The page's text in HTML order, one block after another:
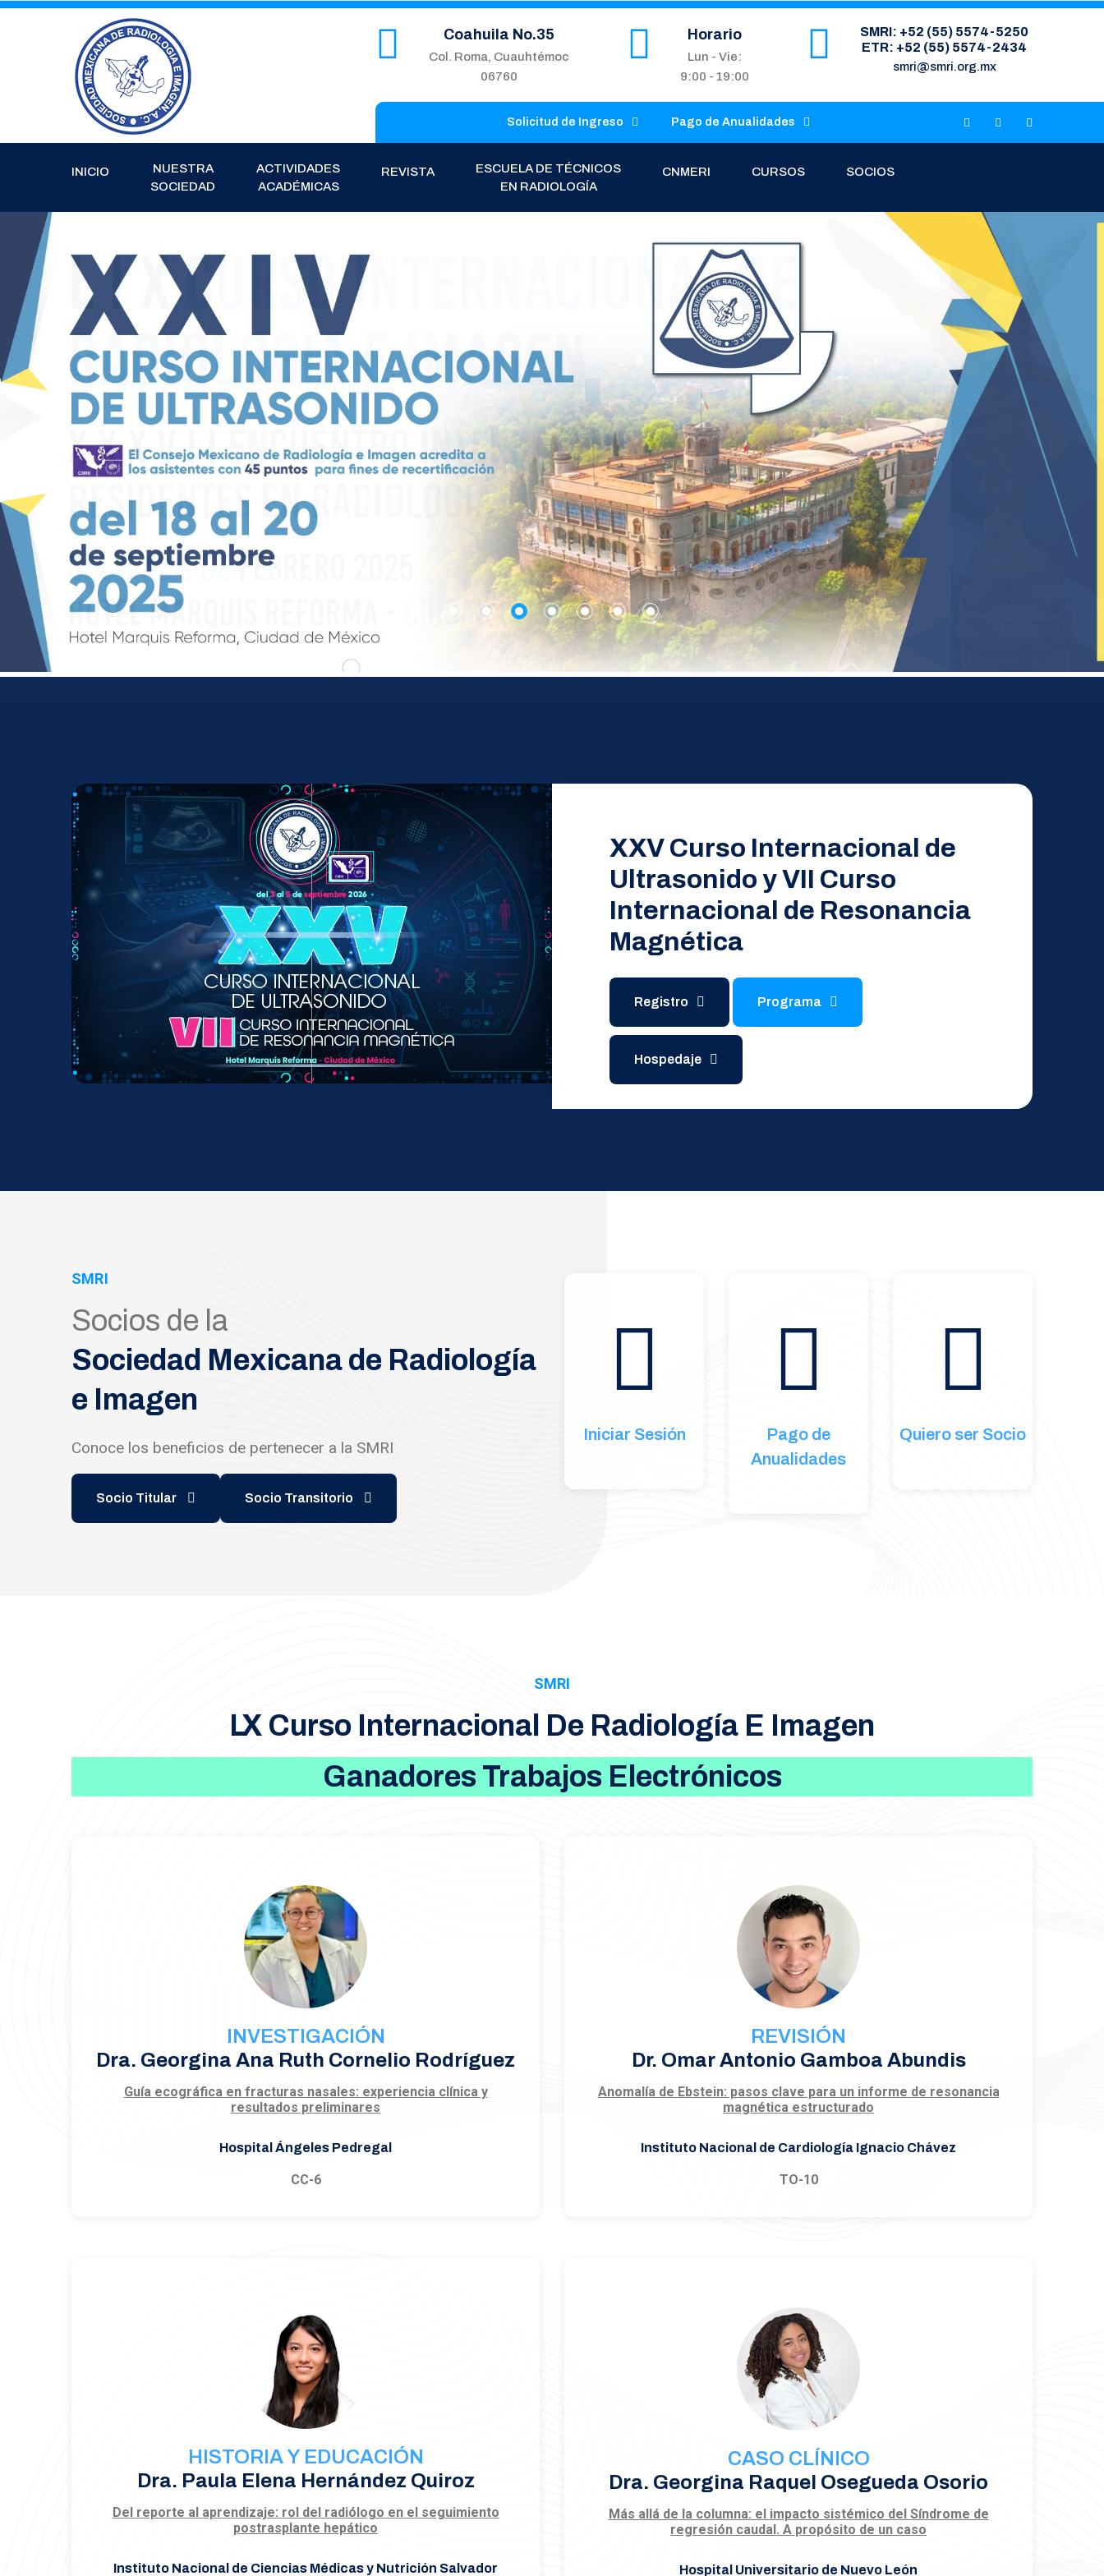
Coahuila No.35
Col. Roma, Cuauhtémoc
06760
Horario
Lun - Vie:
9:00 - 19:00
SMRI: +52 (55) 5574-5250
ETR: +52 (55) 5574-2434
smri@smri.org.mx
Solicitud de Ingreso Pago de Anualidades
INICIO
NUESTRA
SOCIEDAD
ACTIVIDADES
ACADÉMICAS
REVISTA
ESCUELA DE TÉCNICOS
EN RADIOLOGÍA
CNMERI CURSOS SOCIOS
XXV Curso Internacional de
Ultrasonido y VII Curso
Internacional de Resonancia
Magnética
Registro Programa
Hospedaje
SMRI
Socios de la
Sociedad Mexicana de Radiología
e Imagen
Conoce los beneficios de pertenecer a la SMRI
Socio Titular Socio Transitorio
Iniciar Sesión
Pago de
Anualidades
Quiero ser Socio
SMRI
LX Curso Internacional De Radiología E Imagen
Ganadores Trabajos Electrónicos
INVESTIGACIÓN
Dra. Georgina Ana Ruth Cornelio Rodríguez
Guía ecográfica en fracturas nasales: experiencia clínica y
resultados preliminares
Hospital Ángeles Pedregal
CC-6
REVISIÓN
Dr. Omar Antonio Gamboa Abundis
Anomalía de Ebstein: pasos clave para un informe de resonancia
magnética estructurado
Instituto Nacional de Cardiología Ignacio Chávez
TO-10
HISTORIA Y EDUCACIÓN
Dra. Paula Elena Hernández Quiroz
Del reporte al aprendizaje: rol del radiólogo en el seguimiento
postrasplante hepático
Instituto Nacional de Ciencias Médicas y Nutrición Salvador
CASO CLÍNICO
Dra. Georgina Raquel Osegueda Osorio
Más allá de la columna: el impacto sistémico del Síndrome de
regresión caudal. A propósito de un caso
Hospital Universitario de Nuevo León